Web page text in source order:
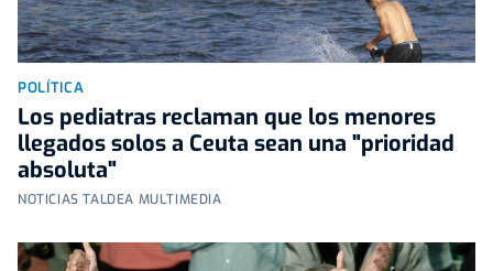
POLÍTICA
Los pediatras reclaman que los menores
llegados solos a Ceuta sean una "prioridad
absoluta"
NOTICIAS TALDEA MULTIMEDIA